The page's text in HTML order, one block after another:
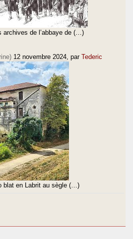
archives de l’abbaye de (…)
12 novembre 2024 , par Tederic
blat en Labrit au sègle (…)